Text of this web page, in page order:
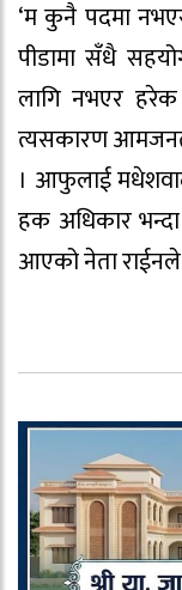
‘म कुनै पदमा
पीडामा सँधै
लागि नभएर
त्यसकारण
। आफुलाई
हक अधिकार भन्दा
आएको नेता